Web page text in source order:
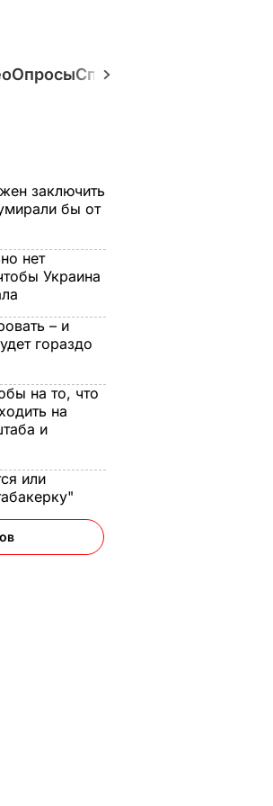
ОпросыСпецпроекты
заключить
бы от
нет
Украина
– и
гораздо
на то, что
на
и
или